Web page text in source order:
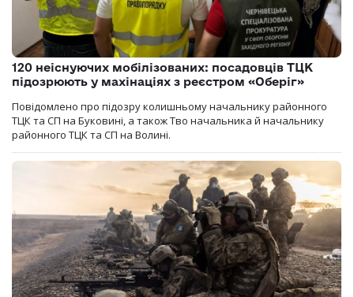
120 неіснуючих мобілізованих: посадовців ТЦК
підозрюють у махінаціях з реєстром «Оберіг»
Повідомлено про підозру колишньому начальнику районного
ТЦК та СП на Буковині, а також Тво начальника й начальнику
районного ТЦК та СП на Волині.